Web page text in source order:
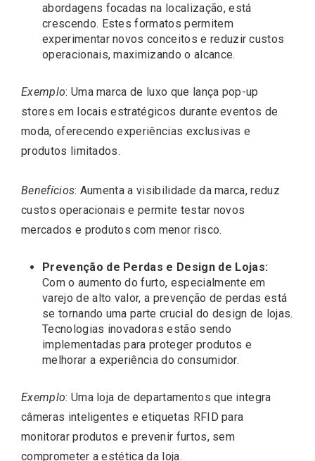
abordagens focadas na localização, está
crescendo. Estes formatos permitem
experimentar novos conceitos e reduzir custos
operacionais, maximizando o alcance.
Exemplo: Uma marca de luxo que lança pop-up
stores em locais estratégicos durante eventos de
moda, oferecendo experiências exclusivas e
produtos limitados.
Benefícios: Aumenta a visibilidade da marca, reduz
custos operacionais e permite testar novos
mercados e produtos com menor risco.
Prevenção de Perdas e Design de Lojas:
Com o aumento do furto, especialmente em
varejo de alto valor, a prevenção de perdas está
se tornando uma parte crucial do design de lojas.
Tecnologias inovadoras estão sendo
implementadas para proteger produtos e
melhorar a experiência do consumidor.
Exemplo: Uma loja de departamentos que integra
câmeras inteligentes e etiquetas RFID para
monitorar produtos e prevenir furtos, sem
comprometer a estética da loja.